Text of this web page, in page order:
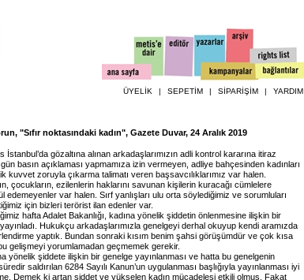
ÜYELİK | SEPETİM | SİPARİŞİM | YARDIM
"Sıfır noktasındaki kadın", Gazete Duvar, 24 Aralık 2019
İstanbul’da gözaltına alınan arkadaşlarımızın adli kontrol kararına itiraz
basın açıklaması yapmamıza izin vermeyen, adliye bahçesinden kadınları
kuvvet zoruyla çıkarma talimatı veren başsavcılıklarımız var halen.
çocukların, ezilenlerin haklarını savunan kişilerin kuracağı cümlelere
edemeyenler var halen. Sırf yanlışları ulu orta söylediğimiz ve sorumluları
için bizleri terörist ilan edenler var.
hafta Adalet Bakanlığı, kadına yönelik şiddetin önlenmesine ilişkin bir
Hukukçu arkadaşlarımızla genelgeyi derhal okuyup kendi aramızda
yaptık. Bundan sonraki kısım benim şahsi görüşümdür ve çok kısa
gelişmeyi yorumlamadan geçmemek gerekir.
yönelik şiddete ilişkin bir genelge yayınlanması ve hatta bu genelgenin
saldırılan 6284 Sayılı Kanun’un uygulanması başlığıyla yayınlanması iyi
Demek ki artan şiddet ve yükselen kadın mücadelesi etkili olmuş. Fakat